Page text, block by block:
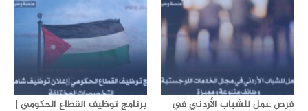
فرص عمل للشباب الأردني في
برنامج توظيف القطاع الحكومي |